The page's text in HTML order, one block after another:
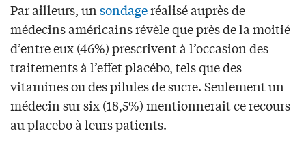
Par ailleurs, unsondageréalisé auprès de
médecins américains révèle que près de la moitié
d’entre eux (46%) prescrivent à l’occasion des
traitements à l’effet placébo, tels que des
vitamines ou des pilules de sucre. Seulement un
médecin sur six (18,5%) mentionnerait ce recours
au placebo à leurs patients.